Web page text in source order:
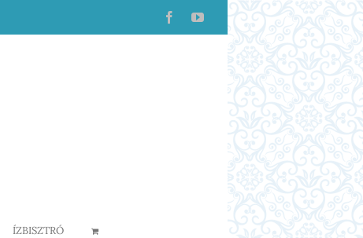
FacebookYouTube
ÍZBISZTRÓ